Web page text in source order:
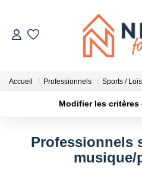
Accueil Professionnels Sports /
Modifier les critères
Type de bien
Professionnels
musique/